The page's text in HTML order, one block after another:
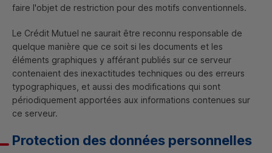
faire l'objet de restriction pour des motifs conventionnels.
Le Crédit Mutuel ne saurait être reconnu responsable de
quelque manière que ce soit si les documents et les
éléments graphiques y afférant publiés sur ce serveur
contenaient des inexactitudes techniques ou des erreurs
typographiques, et aussi des modifications qui sont
périodiquement apportées aux informations contenues sur
ce serveur.
Protection des données personnelles